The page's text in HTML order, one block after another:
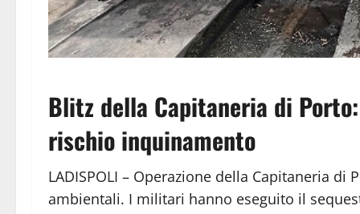
Blitz della Capitaneria di
rischio inquinamento
LADISPOLI – Operazione della Capitaneria
ambientali. I militari hanno eseguito il